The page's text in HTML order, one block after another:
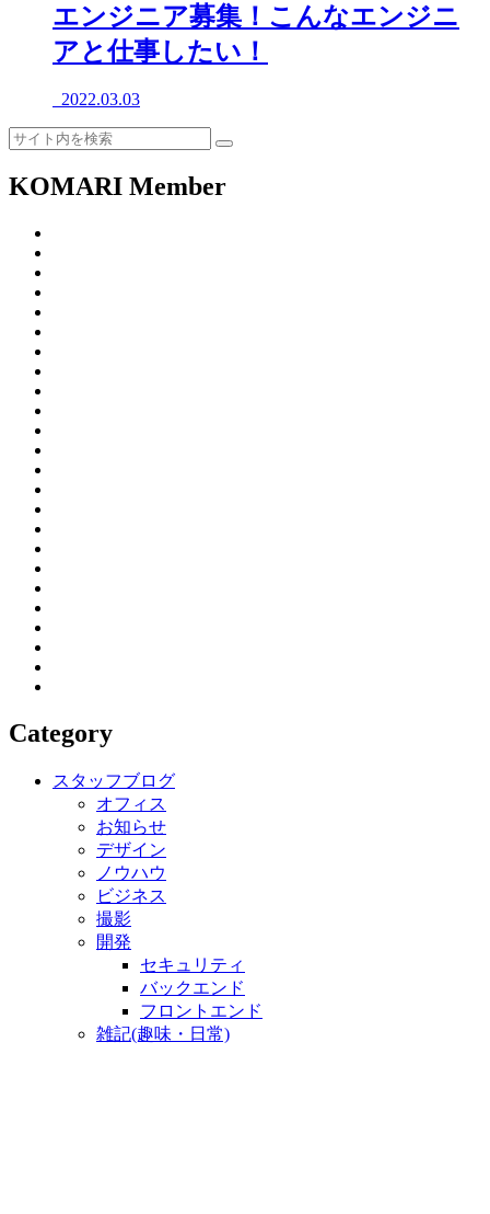
エンジニア募集！こんなエンジニ
アと仕事したい！
2022.03.03
KOMARI Member
Category
スタッフブログ
オフィス
お知らせ
デザイン
ノウハウ
ビジネス
撮影
開発
セキュリティ
バックエンド
フロントエンド
雑記(趣味・日常)